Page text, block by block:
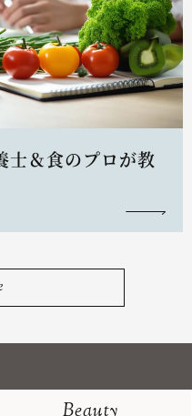
士＆食のプロが教